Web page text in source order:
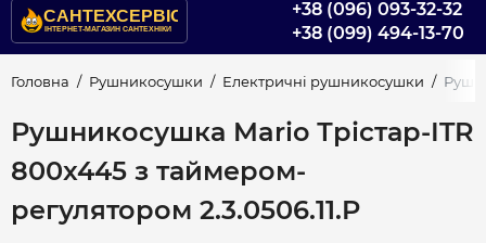
+38 (096) 093-32-32
+38 (099) 494-13-70
Головна Рушникосушки Електричні рушникосушки
Рушникосушка Mario Трістар-ITR
800x445 з таймером-
регулятором 2.3.0506.11.P